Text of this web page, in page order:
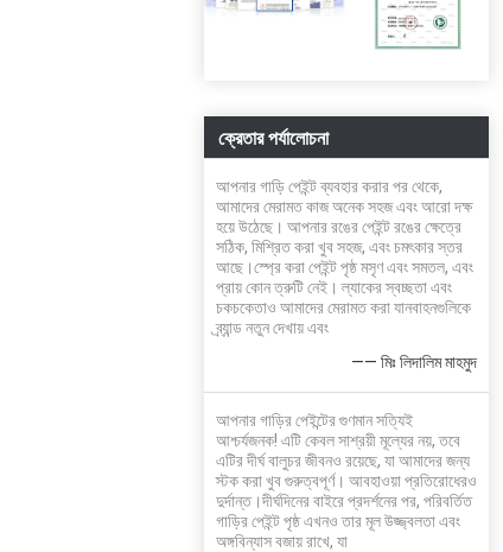
ক্রেতার পর্যালোচনা
আপনার গাড়ি পেইন্ট ব্যবহার করার পর থেকে,
আমাদের মেরামত কাজ অনেক সহজ এবং আরো দক্ষ
হয়ে উঠেছে। আপনার রঙের পেইন্ট রঙের ক্ষেত্রে
সঠিক, মিশ্রিত করা খুব সহজ, এবং চমৎকার স্তর
আছে।স্প্রে করা পেইন্ট পৃষ্ঠ মসৃণ এবং সমতল, এবং
প্রায় কোন ত্রুটি নেই। ল্যাকের স্বচ্ছতা এবং
চকচকেতাও আমাদের মেরামত করা যানবাহনগুলিকে
ব্র্যান্ড নতুন দেখায় এবং
—— মিঃ লিদালিম মাহমুদ
আপনার গাড়ির পেইন্টের গুণমান সত্যিই
আশ্চর্যজনক! এটি কেবল সাশ্রয়ী মূল্যের নয়, তবে
এটির দীর্ঘ বালুচর জীবনও রয়েছে, যা আমাদের জন্য
স্টক করা খুব গুরুত্বপূর্ণ। আবহাওয়া প্রতিরোধেরও
দুর্দান্ত।দীর্ঘদিনের বাইরে প্রদর্শনের পর, পরিবর্তিত
গাড়ির পেইন্ট পৃষ্ঠ এখনও তার মূল উজ্জ্বলতা এবং
অঙ্গবিন্যাস বজায় রাখে, যা